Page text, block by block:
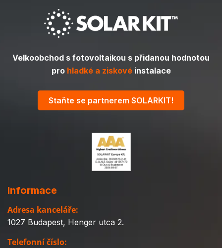
Velkoobchod s fotovoltaikou s přidanou hodnotou
pro hladké a ziskovéinstalace
Staňte se partnerem SOLARKIT!
Informace
Adresa kanceláře:
1027 Budapest, Henger utca 2.
Telefonní číslo: